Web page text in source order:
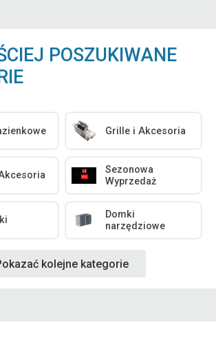
POSZUKIWANE
Grille i Akcesoria
Sezonowa
Wyprzedaż
Domki
narzędziowe
kolejne kategorie